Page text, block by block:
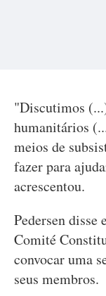
"Discutimos
humanitários
meios de
fazer para
acrescentou.
Pedersen disse
Comité
convocar uma
seus membros.